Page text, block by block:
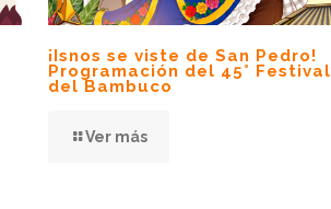
¡Isnos se viste de San Pedro!
Programación del 45° Festival
del Bambuco
Ver más